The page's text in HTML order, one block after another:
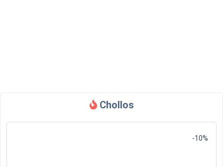
Chollos
-10%